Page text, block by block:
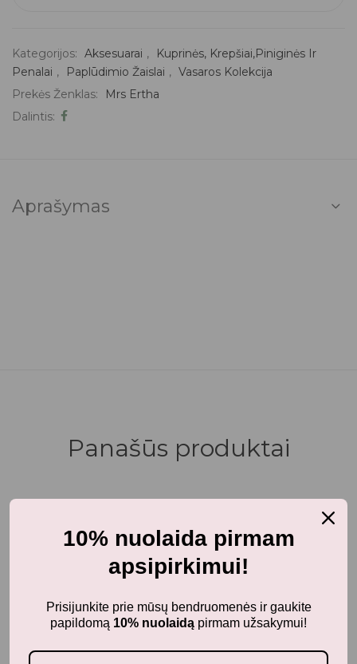
Kategorijos: Aksesuarai ,
Kuprinės, Krepšiai,piniginės Ir
Penalai , Paplūdimio Žaislai , Vasaros Kolekcija
Prekės Ženklas:
Mrs Ertha
Dalintis:
Aprašymas
Panašūs produktai
10% nuolaida pirmam
apsipirkimui!
Prisijunkite prie mūsų bendruomenės ir gaukite
papildomą 10% nuolaidą pirmam užsakymui!